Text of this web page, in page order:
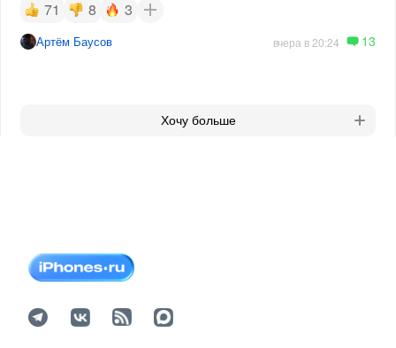
71 8 3
Артём Баусов вчера в 20:24 13
Хочу больше